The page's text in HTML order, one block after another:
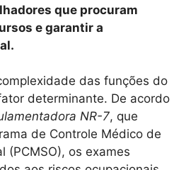
que procuram
e garantir a
das funções do
determinante. De acordo
NR-7, que
de Controle Médico de
(PCMSO), os exames